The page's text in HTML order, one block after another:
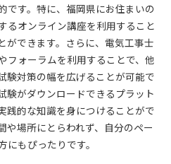
です。特に、福岡県にお住まいの
るオンライン講座を利用すること
ができます。さらに、電気工事士
フォーラムを利用することで、他
験対策の幅を広げることが可能で
験がダウンロードできるプラット
践的な知識を身につけることがで
や場所にとらわれず、自分のペー
もぴったりです。